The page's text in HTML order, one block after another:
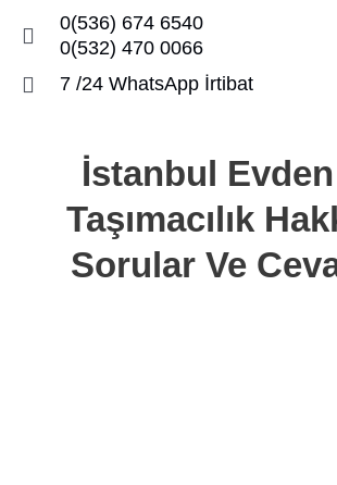
0(536) 674 6540
0(532) 470 0066
7 /24 WhatsApp İrtibat
İstanbul
Taşımacılık
Sorular Ve